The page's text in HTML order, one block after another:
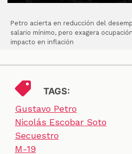
Petro acierta en reducción del
salario mínimo, pero exagera
impacto en inflación
TAGS:
Gustavo Petro
Nicolás Escobar Soto
Secuestro
M-19